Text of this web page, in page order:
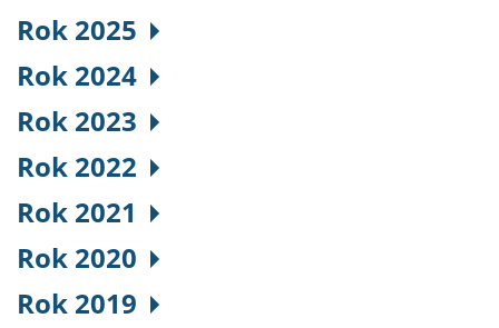
Rok 2025
Rok 2024
Rok 2023
Rok 2022
Rok 2021
Rok 2020
Rok 2019